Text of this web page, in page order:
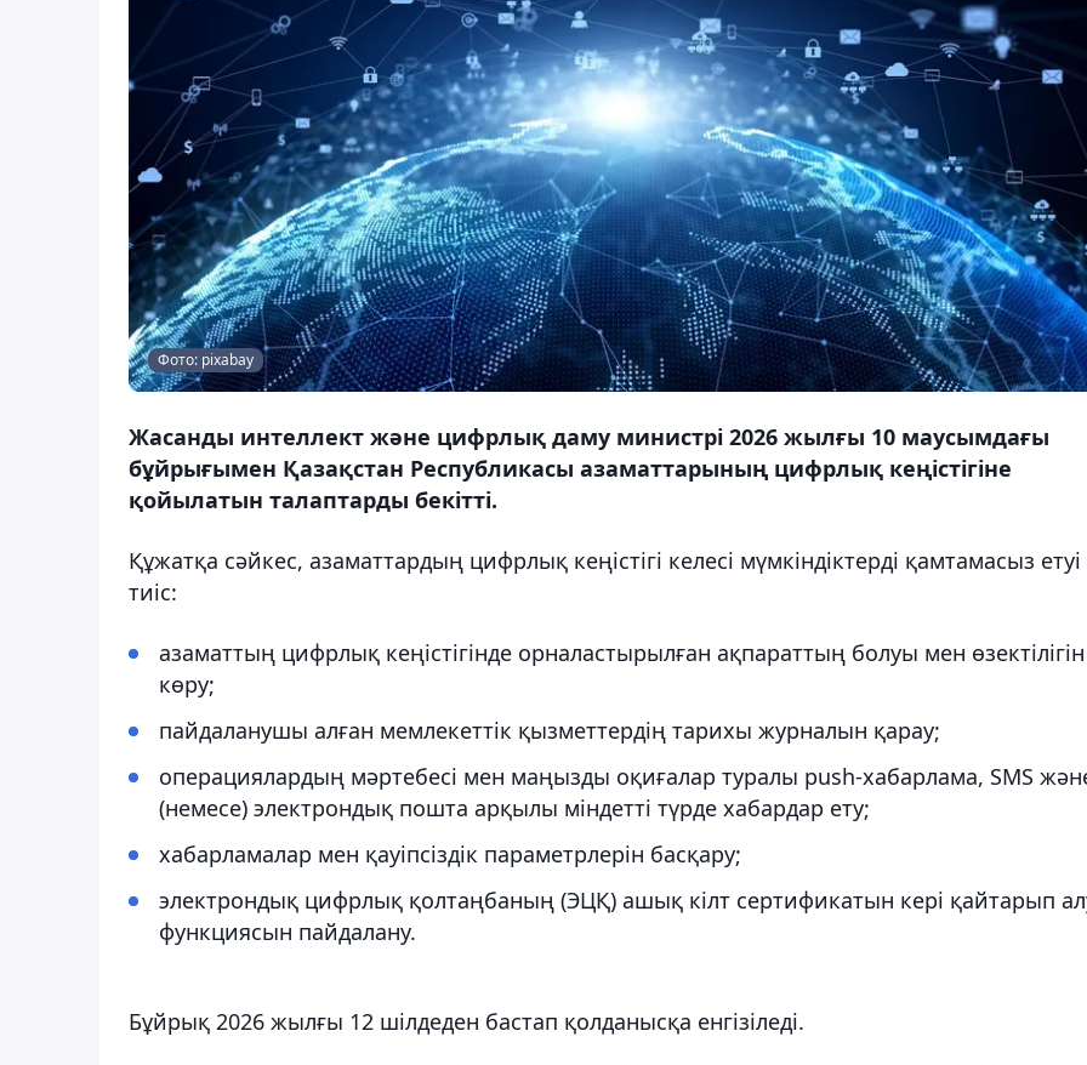
Фото: pixabay
Жасанды интеллект және цифрлық даму министрі 2026 жылғы 10 маусымдағы
бұйрығымен Қазақстан Республикасы азаматтарының цифрлық кеңістігіне
қойылатын талаптарды бекітті.
Құжатқа сәйкес, азаматтардың цифрлық кеңістігі келесі мүмкіндіктерді қамтамасыз етуі
тиіс:
азаматтың цифрлық кеңістігінде орналастырылған ақпараттың болуы мен өзектілігін
көру;
пайдаланушы алған мемлекеттік қызметтердің тарихы журналын қарау;
операциялардың мәртебесі мен маңызды оқиғалар туралы push-хабарлама, SMS
(немесе) электрондық пошта арқылы міндетті түрде хабардар ету;
хабарламалар мен қауіпсіздік параметрлерін басқару;
электрондық цифрлық қолтаңбаның (ЭЦҚ) ашық кілт сертификатын кері қайтарып
функциясын пайдалану.
Бұйрық 2026 жылғы 12 шілдеден бастап қолданысқа енгізіледі.